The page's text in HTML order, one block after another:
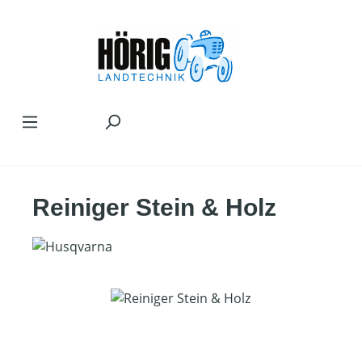
Reiniger Stein & Holz
Bildergalerie überspringen